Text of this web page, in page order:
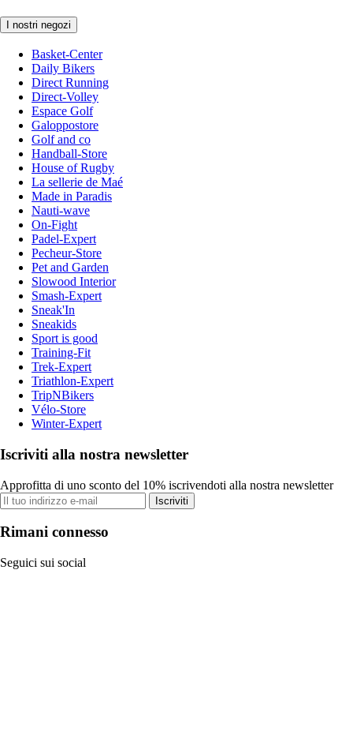
I nostri negozi
Basket-Center
Daily Bikers
Direct Running
Direct-Volley
Espace Golf
Galoppostore
Golf and co
Handball-Store
House of Rugby
La sellerie de Maé
Made in Paradis
Nauti-wave
On-Fight
Padel-Expert
Pecheur-Store
Pet and Garden
Slowood Interior
Smash-Expert
Sneak'In
Sneakids
Sport is good
Training-Fit
Trek-Expert
Triathlon-Expert
TripNBikers
Vélo-Store
Winter-Expert
Iscriviti alla nostra newsletter
Approfitta di uno sconto del 10% iscrivendoti alla nostra newsletter
Iscriviti
Rimani connesso
Seguici sui social